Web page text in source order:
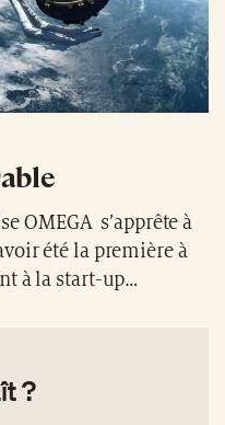
du
en permettant
de son réseau de
OMEGA s’apprête à
été la première à
à la start-up
puis la
d’un élément de
?